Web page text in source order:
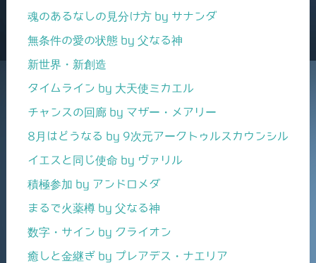
魂のあるなしの見分け方 by サナンダ
無条件の愛の状態 by 父なる神
新世界・新創造
タイムライン by 大天使ミカエル
チャンスの回廊 by マザー・メアリー
8月はどうなる by 9次元アークトゥルスカウンシル
イエスと同じ使命 by ヴァリル
積極参加 by アンドロメダ
まるで火薬樽 by 父なる神
数字・サイン by クライオン
癒しと金継ぎ by プレアデス・ナエリア